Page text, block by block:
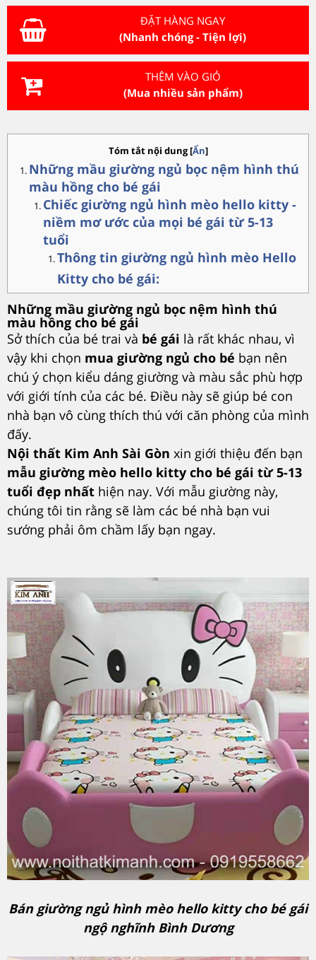
ĐẶT HÀNG NGAY
(Nhanh chóng - Tiện lợi)
THÊM VÀO GIỎ
(Mua nhiều sản phẩm)
Tóm tắt nội dung[Ẩn]
Những mầu giường ngủ bọc nệm hình thú
màu hồng cho bé gái
Chiếc giường ngủ hình mèo hello kitty -
niềm mơ ước của mọi bé gái từ 5-13
tuổi
Thông tin giường ngủ hình mèo Hello
Kitty cho bé gái:
Những mầu giường ngủ bọc nệm hình thú
màu hồng cho bé gái
Sở thích của bé trai và bé gái là rất khác nhau, vì
vậy khi chọn mua giường ngủ cho bé bạn nên
chú ý chọn kiểu dáng giường và màu sắc phù hợp
với giới tính của các bé. Điều này sẽ giúp bé con
nhà bạn vô cùng thích thú với căn phòng của mình
đấy.
Nội thất Kim Anh Sài Gòn xin giới thiệu đến bạn
mẫu giường mèo hello kitty cho bé gái từ 5-13
tuổi đẹp nhất hiện nay. Với mẫu giường này,
chúng tôi tin rằng sẽ làm các bé nhà bạn vui
sướng phải ôm chầm lấy bạn ngay.
Bán giường ngủ hình mèo hello kitty cho bé gái
ngộ nghĩnh Bình Dương